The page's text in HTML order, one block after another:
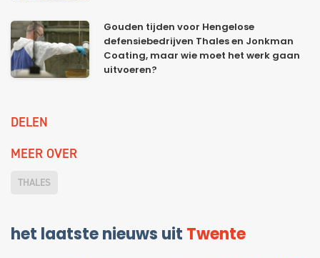
Gouden tijden voor Hengelose
defensiebedrijven Thales en Jonkman
Coating, maar wie moet het werk gaan
uitvoeren?
DELEN
MEER OVER
THALES
het laatste nieuws uit Twente